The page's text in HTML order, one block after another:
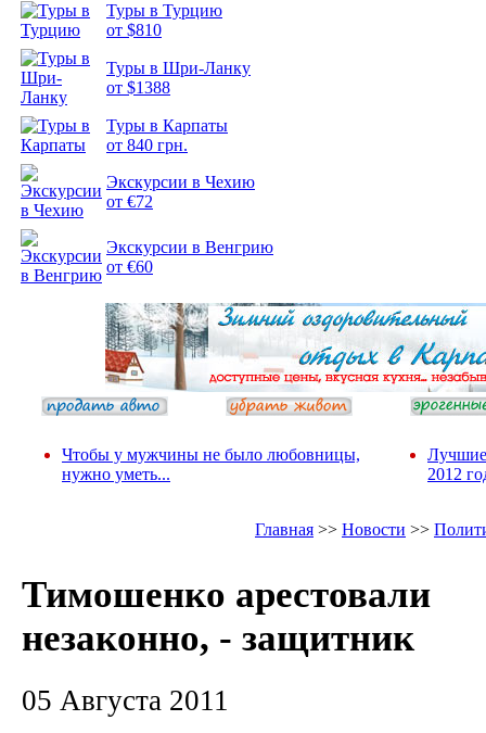
Туры в Турцию
от $810
Туры в Шри-Ланку
от $1388
Туры в Карпаты
от 840 грн.
Экскурсии в Чехию
от €72
Экскурсии в Венгрию
от €60
Чтобы у мужчины не было любовницы,
нужно уметь...
Лучшие
2012
Главная >> Новости >>
Тимошенко арестовали
незаконно, - защитник
05 Августа 2011